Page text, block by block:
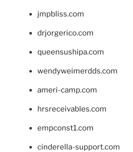
jmpbliss.com
drjorgerico.com
queensushipa.com
wendyweimerdds.com
ameri-camp.com
hrsreceivables.com
empconst1.com
cinderella-support.com